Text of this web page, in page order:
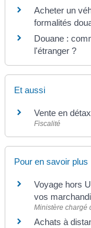
Acheter un
formalités
Douane :
l'étranger ?
Et aussi
Vente en
Fiscalité
Pour en savoir plus
Voyage hors
vos
Ministère chargé
Achats à